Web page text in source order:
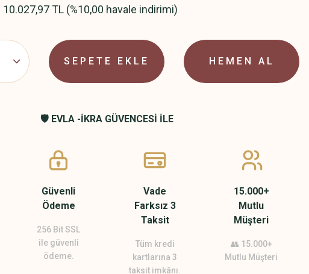
10.027,97 TL (%10,00 havale indirimi)
SEPETE EKLE HEMEN AL
🛡️ EVLA -İKRA GÜVENCESİ İLE
Güvenli
Ödeme
256 Bit SSL
ile güvenli
ödeme.
Vade
Farksız 3
Taksit
Tüm kredi
kartlarına 3
taksit imkânı.
15.000+
Mutlu
Müşteri
👥 15.000+
Mutlu Müşteri